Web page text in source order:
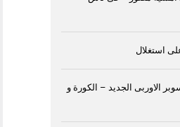
استغلال
الاوربى الجديد – الكورة و